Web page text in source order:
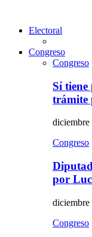
Electoral
Congreso
Congreso
Sí
trámite
Congreso
por
diciembre
Congreso